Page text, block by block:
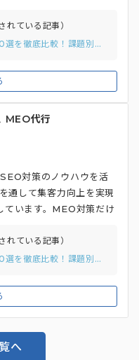
ートも充実しており、ア
まで、包括的にサポート
料で提供。QRコードを
軽さで、顧客からの口コ
とで、上位表示を目指し
も注力。測定ツールを用
て計測地点を自動的に変
実現しています。
ている記事）
・MEO対策代行サービスおすすめ10選を徹底比較！課題別のおすすめの選び方と費用相場を解説
MEO代行
対策のノウハウを活
通して集客力向上を実現
ています。MEO対策だけ
を包括的に提供している
ったSEOノウハウを駆
提案を行う顧客密着型の
える写真撮影にも対応し
企業に対応できるノウハ
ている記事）
・MEO対策代行サービスおすすめ10選を徹底比較！課題別のおすすめの選び方と費用相場を解説
へ